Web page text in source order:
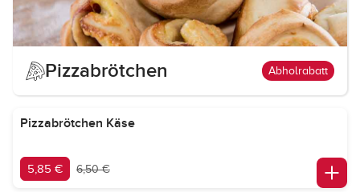
Pizzabrötchen Abholrabatt
Pizzabrötchen Käse
5,85 € 6,50 €